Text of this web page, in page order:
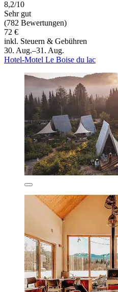
8,2/10
Sehr gut
(782 Bewertungen)
72 €
inkl. Steuern & Gebühren
30. Aug.–31. Aug.
Hotel-Motel Le Boise du lac